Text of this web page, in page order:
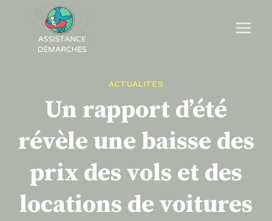
content
ACTUALITÉS
Un rapport d’été
révèle une baisse des
prix des vols et des
locations de voitures